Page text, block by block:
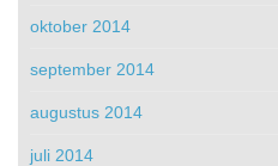
oktober 2014
september 2014
augustus 2014
juli 2014